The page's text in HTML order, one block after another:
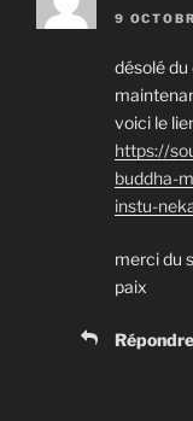
9
désolé du
voici le
https://
buddha-
instu-
merci du
paix
Répondre